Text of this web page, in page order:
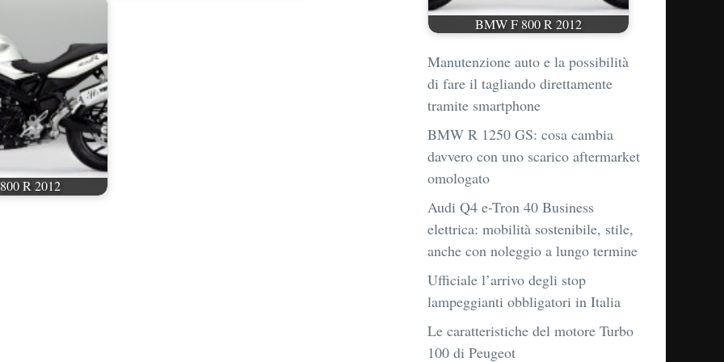
R 2012
BMW F 800 R 2012
Manutenzione auto e la possibilità
di fare il tagliando direttamente
tramite smartphone
BMW R 1250 GS: cosa cambia
davvero con uno scarico aftermarket
omologato
Audi Q4 e-Tron 40 Business
elettrica: mobilità sostenibile, stile,
anche con noleggio a lungo termine
Ufficiale l’arrivo degli stop
lampeggianti obbligatori in Italia
Le caratteristiche del motore Turbo
100 di Peugeot